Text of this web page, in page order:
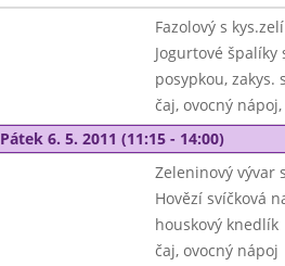
Fazolový s
Jogurtové špalíky
posypkou, zakys.
čaj, ovocný
Pátek 6. 5. 2011 (11:15 - 14:00)
Zeleninový vývar
Hovězí svíčková
houskový knedlík
čaj, ovocný nápoj